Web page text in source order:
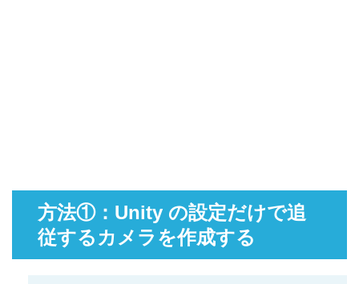
方法①：Unity の設定だけで追
従するカメラを作成する